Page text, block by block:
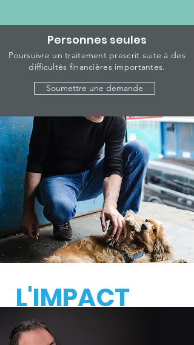
Personnes seules
Poursuivre un traitement prescrit suite à des
difficultés financières importantes.
Soumettre une demande
L'IMPACT
DE LA FONDATION
ANIMO POUR LA VIE